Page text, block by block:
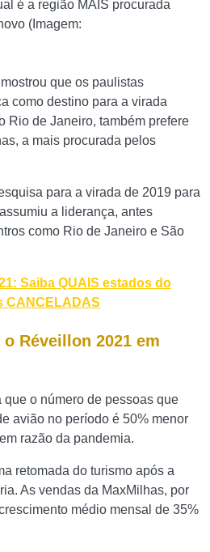
é a região MAIS procurada
(Imagem:
que os paulistas
como destino para a virada
Rio de Janeiro, também prefere
a mais procurada pelos
para a virada de 2019 para
a liderança, antes
como Rio de Janeiro e São
Saiba QUAIS estados do
CANCELADAS
Réveillon 2021 em
que o número de pessoas que
avião no período é 50% menor
razão da pandemia.
retomada do turismo após a
As vendas da MaxMilhas, por
médio mensal de 35%